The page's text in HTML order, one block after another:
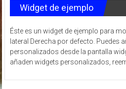
Widget de ejemplo
Éste es un widget de ejemplo para
lateral Derecha por defecto. Puedes
personalizados desde la pantalla
añaden widgets personalizados,